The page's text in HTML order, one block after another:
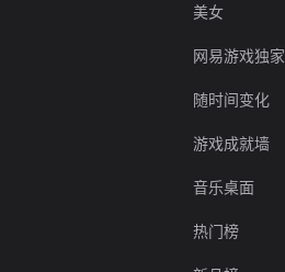
美女
网易游戏独家
随时间变化
游戏成就墙
音乐桌面
热门榜